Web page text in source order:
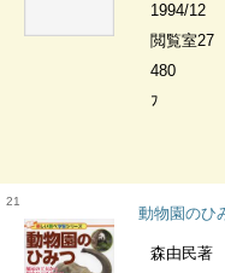
1994/12
閲覧室27
480
ﾌ
21
動物園のひみつ
森由民著